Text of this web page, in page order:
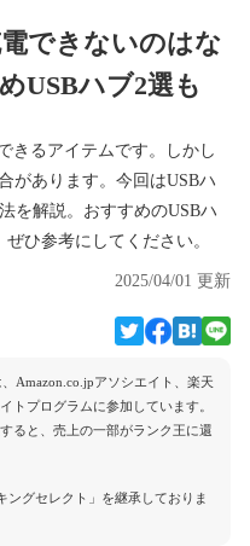
できないのはな
USBハブ2選も
きるアイテムです。しかし
があります。今回はUSBハ
を解説。おすすめのUSBハ
ひ参考にしてください。
2025/04/01 更新
Amazon.co.jpアソシエイト、楽天
トプログラムに参加しています。
ると、売上の一部がランク王に還
ングセレクト」を継承しておりま